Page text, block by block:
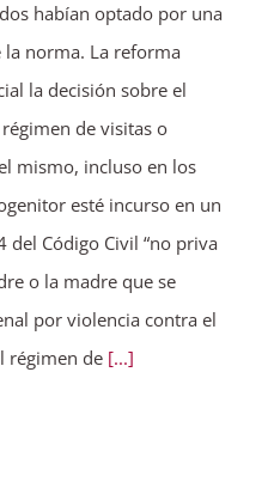
habían optado por una
norma. La reforma
la decisión sobre el
de visitas o
mismo, incluso en los
esté incurso en un
del Código Civil “no priva
o la madre que se
por violencia contra el
régimen de [...]